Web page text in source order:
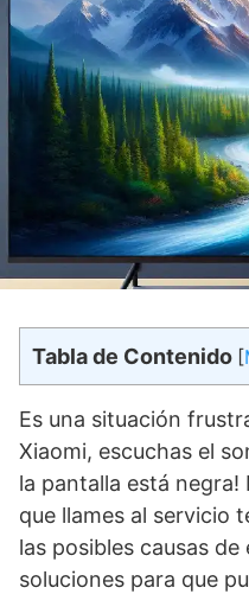
Tabla de Contenido [
Es una situación
Xiaomi, escuchas el
la pantalla está
que llames al servicio
las posibles causas
soluciones para que